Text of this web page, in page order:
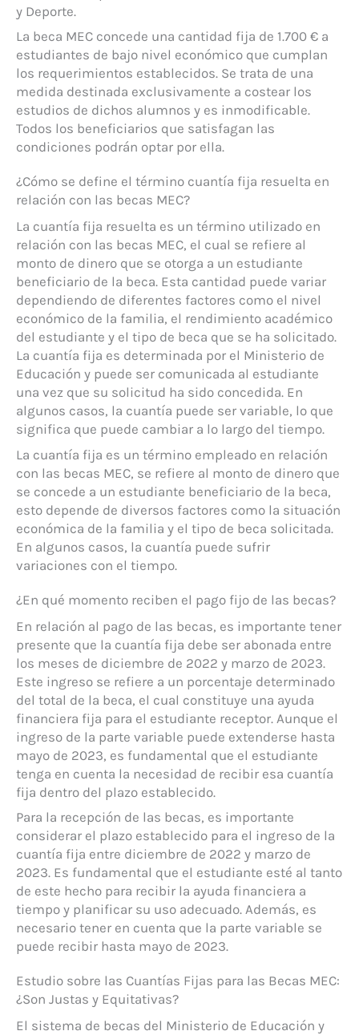
y Deporte.
La beca MEC concede una cantidad fija de 1.700 € a
estudiantes de bajo nivel económico que cumplan
los requerimientos establecidos. Se trata de una
medida destinada exclusivamente a costear los
estudios de dichos alumnos y es inmodificable.
Todos los beneficiarios que satisfagan las
condiciones podrán optar por ella.
¿Cómo se define el término cuantía fija resuelta en
relación con las becas MEC?
La cuantía fija resuelta es un término utilizado en
relación con las becas MEC, el cual se refiere al
monto de dinero que se otorga a un estudiante
beneficiario de la beca. Esta cantidad puede variar
dependiendo de diferentes factores como el nivel
económico de la familia, el rendimiento académico
del estudiante y el tipo de beca que se ha solicitado.
La cuantía fija es determinada por el Ministerio de
Educación y puede ser comunicada al estudiante
una vez que su solicitud ha sido concedida. En
algunos casos, la cuantía puede ser variable, lo que
significa que puede cambiar a lo largo del tiempo.
La cuantía fija es un término empleado en relación
con las becas MEC, se refiere al monto de dinero que
se concede a un estudiante beneficiario de la beca,
esto depende de diversos factores como la situación
económica de la familia y el tipo de beca solicitada.
En algunos casos, la cuantía puede sufrir
variaciones con el tiempo.
¿En qué momento reciben el pago fijo de las becas?
En relación al pago de las becas, es importante tener
presente que la cuantía fija debe ser abonada entre
los meses de diciembre de 2022 y marzo de 2023.
Este ingreso se refiere a un porcentaje determinado
del total de la beca, el cual constituye una ayuda
financiera fija para el estudiante receptor. Aunque el
ingreso de la parte variable puede extenderse hasta
mayo de 2023, es fundamental que el estudiante
tenga en cuenta la necesidad de recibir esa cuantía
fija dentro del plazo establecido.
Para la recepción de las becas, es importante
considerar el plazo establecido para el ingreso de la
cuantía fija entre diciembre de 2022 y marzo de
2023. Es fundamental que el estudiante esté al tanto
de este hecho para recibir la ayuda financiera a
tiempo y planificar su uso adecuado. Además, es
necesario tener en cuenta que la parte variable se
puede recibir hasta mayo de 2023.
Estudio sobre las Cuantías Fijas para las Becas MEC:
¿Son Justas y Equitativas?
El sistema de becas del Ministerio de Educación y